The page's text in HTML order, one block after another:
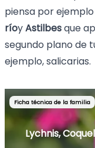
piensa por
ríoyAstilbesque
segundo plano de
ejemplo,salicarias.
Ficha técnica de la familia
Lychnis,